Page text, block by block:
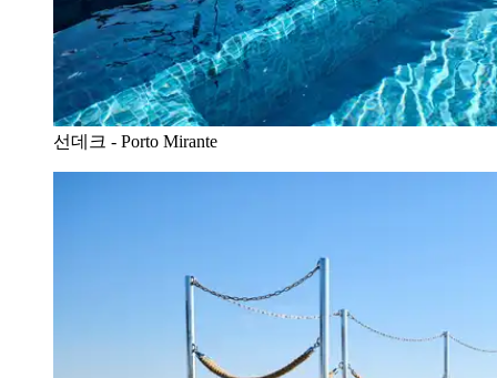
선데크 - Porto Mirante